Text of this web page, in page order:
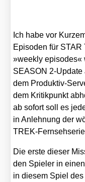
Ich habe vor
Epi­so­den für
»weekly epi­so­des«
SEASON
dem Pro­duk­tiv-
dem Kri­tik­punkt
ab sofort soll es
in Anleh­nung der
TREK-
Die ers­te die­ser
den Spie­ler in
in die­sem Spiel